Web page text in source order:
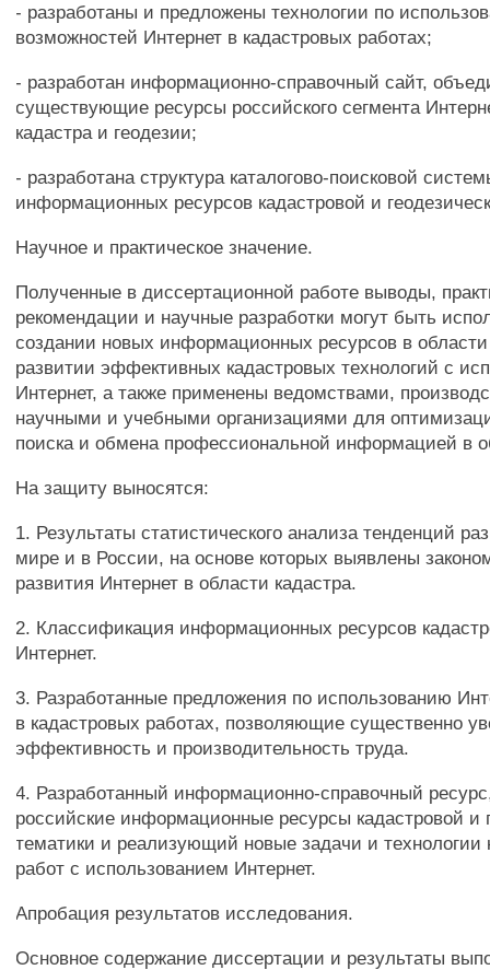
- разработаны и предложены технологии по
возможностей Интернет в кадастровых работах;
- разработан информационно-справочный сайт,
существующие ресурсы российского сегмента
кадастра и геодезии;
- разработана структура каталогово-поисковой
информационных ресурсов кадастровой и
Научное и практическое значение.
Полученные в диссертационной работе выводы,
рекомендации и научные разработки могут быть
создании новых информационных ресурсов в области
развитии эффективных кадастровых технологий с
Интернет, а также применены ведомствами,
научными и учебными организациями для
поиска и обмена профессиональной информацией в
На защиту выносятся:
1. Результаты статистического анализа тенденций
мире и в России, на основе которых выявлены
развития Интернет в области кадастра.
2. Классификация информационных ресурсов
Интернет.
3. Разработанные предложения по использованию
в кадастровых работах, позволяющие существенно
эффективность и производительность труда.
4. Разработанный информационно-справочный
российские информационные ресурсы кадастровой и
тематики и реализующий новые задачи и технологии
работ с использованием Интернет.
Апробация результатов исследования.
Основное содержание диссертации и результаты